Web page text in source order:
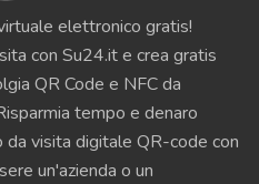
elettronico gratis!
con Su24.it e crea gratis
QR Code e NFC da
tempo e denaro
visita digitale QR-code con
un'azienda o un